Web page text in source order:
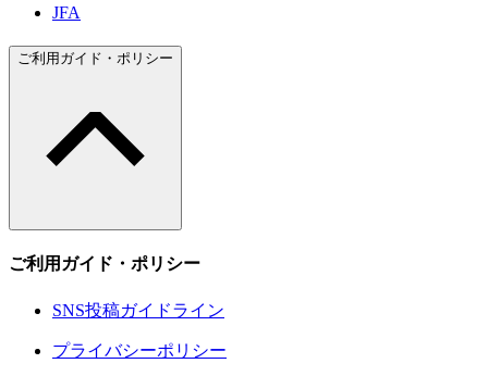
JFA
ご利用ガイド・ポリシー
ご利用ガイド・ポリシー
SNS投稿ガイドライン
プライバシーポリシー